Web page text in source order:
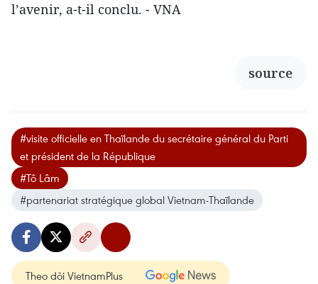
l’avenir, a-t-il conclu. - VNA
source
#visite officielle en Thaïlande du secrétaire général du Parti
et président de la République
#Tô Lâm
#partenariat stratégique global Vietnam-Thaïlande
Theo dõi VietnamPlus